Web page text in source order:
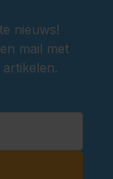
nieuws!
mail met